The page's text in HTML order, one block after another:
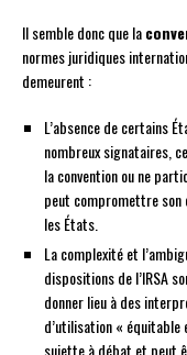
Il semble donc que la
normes juridiques
demeurent :
L’absence de certains
nombreux signataires,
la convention ou ne
peut compromettre
les États.
La complexité et
dispositions de l’IRSA
donner lieu à des
d’utilisation « équitable
sujette à débat et peut